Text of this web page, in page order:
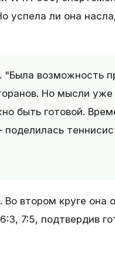
успела ли она
"Была возможность
Но мысли уже
быть готовой.
втором круге она
7:5, подтвердив